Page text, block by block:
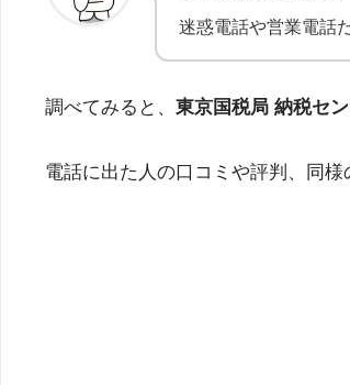
迷惑電話や営業電話
調べてみると、 東京国税局 納税セ
電話に出た人の口コミや評判、同